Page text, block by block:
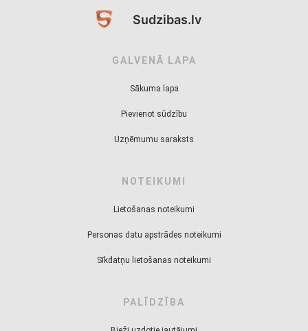
Sudzibas.lv
GALVENĀ LAPA
Sākuma lapa
Pievienot sūdzību
Uzņēmumu saraksts
NOTEIKUMI
Lietošanas noteikumi
Personas datu apstrādes noteikumi
Sīkdatņu lietošanas noteikumi
PALĪDZĪBA